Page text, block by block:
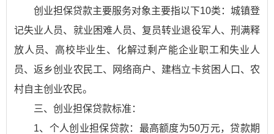
创业担保贷款主要服务对象主要指以下10类：城镇登
记失业人员、就业困难人员、复员转业退役军人、刑满释
放人员、高校毕业生、化解过剩产能企业职工和失业人
员、返乡创业农民工、网络商户、建档立卡贫困人口、农
村自主创业农民。
三、创业担保贷款标准：
1、个人创业担保贷款：最高额度为50万元，贷款期